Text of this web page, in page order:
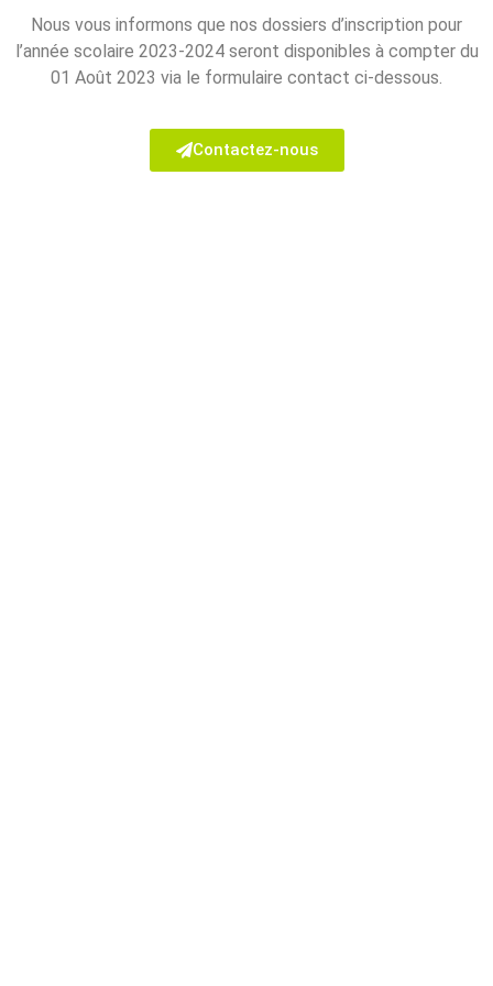
Nous vous informons que nos dossiers d’inscription pour
l’année scolaire 2023-2024 seront disponibles à compter du
01 Août 2023 via le formulaire contact ci-dessous.
Contactez-nous